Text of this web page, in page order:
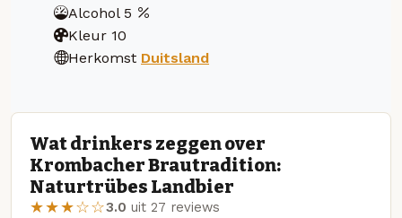
Alcohol 5
Kleur 10
Herkomst Duitsland
Wat drinkers zeggen over
Krombacher Brautradition:
Naturtrübes Landbier
★★★☆☆3.0 uit 27 reviews